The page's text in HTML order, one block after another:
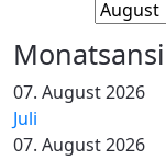
07. August 2026
Juli
07. August 2026